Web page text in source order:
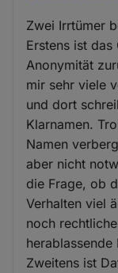
Zwei Irrtümer
Erstens ist
Anonymität
mir sehr viele
und dort
Klarnamen.
Namen
aber nicht
die Frage, ob
Verhalten viel
noch
Zweitens ist